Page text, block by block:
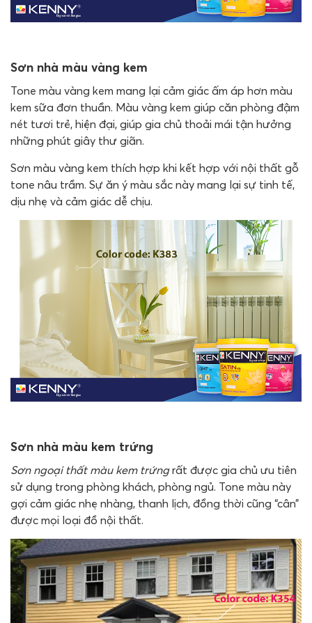
Sơn nhà màu vàng kem
Tone màu vàng kem mang lại cảm giác ấm áp hơn màu
kem sữa đơn thuần. Màu vàng kem giúp căn phòng đậm
nét tươi trẻ, hiện đại, giúp gia chủ thoải mái tận hưởng
những phút giây thư giãn.
Sơn màu vàng kem thích hợp khi kết hợp với nội thất gỗ
tone nâu trầm. Sự ăn ý màu sắc này mang lại sự tinh tế,
dịu nhẹ và cảm giác dễ chịu.
Sơn nhà màu kem trứng
Sơn ngoại thất màu kem trứngrất được gia chủ ưu tiên
sử dụng trong phòng khách, phòng ngủ. Tone màu này
gợi cảm giác nhẹ nhàng, thanh lịch, đồng thời cũng “cân”
được mọi loại đồ nội thất.